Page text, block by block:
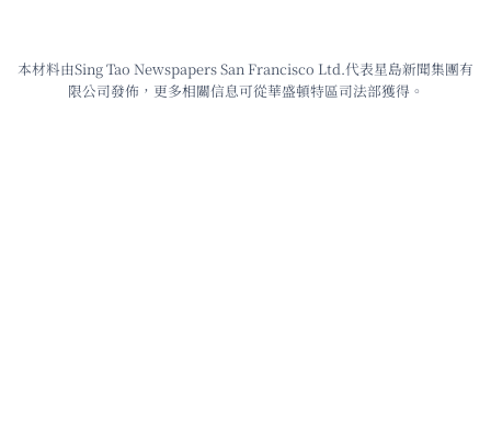
本材料由Sing Tao Newspapers San Francisco Ltd.代表星島新聞集團有
限公司發佈，更多相關信息可從華盛頓特區司法部獲得。